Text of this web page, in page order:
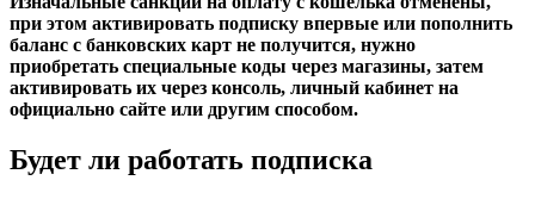
при этом активировать подписку впервые или пополнить
баланс с банковских карт не получится, нужно
приобретать специальные коды через магазины, затем
активировать их через консоль, личный кабинет на
официально сайте или другим способом.
Будет ли работать подписка